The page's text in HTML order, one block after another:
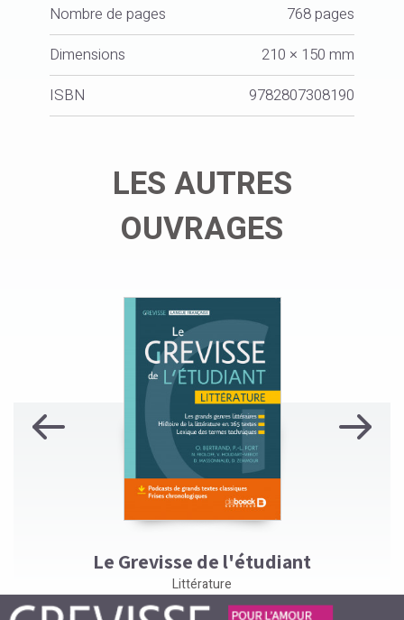
Nombre de pages
768 pages
Dimensions
210 × 150 mm
ISBN
9782807308190
LES AUTRES
OUVRAGES
Previous
Le Grevisse de l'étudiant
Littérature
Next